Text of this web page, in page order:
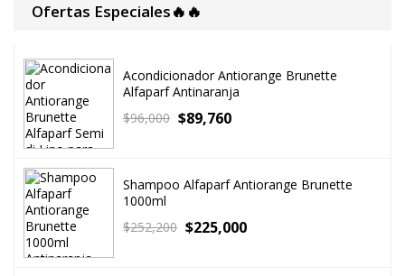
Ofertas Especiales🔥🔥
Acondicionador Antiorange Brunette
Alfaparf Antinaranja
$96,000 $89,760
Shampoo Alfaparf Antiorange Brunette
1000ml
$252,200 $225,000